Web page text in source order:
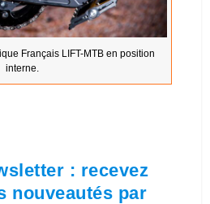
Français LIFT-MTB en position
interne.
: recevez
nouveautés par